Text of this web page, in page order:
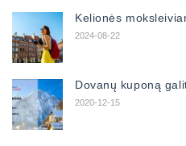
Kelionės
2024-08-22
Dovanų kuponą
2020-12-15